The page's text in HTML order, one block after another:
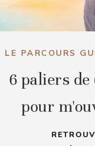
LE PARCOURS
6 paliers
pour